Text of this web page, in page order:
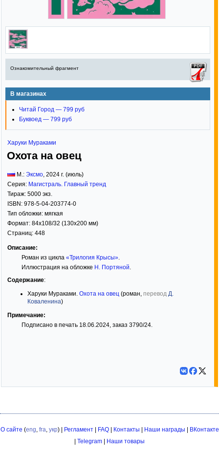
Ознакомительный фрагмент
В магазинах
Читай Город — 799 руб
Буквоед — 799 руб
Харуки Мураками
Охота на овец
М.: Эксмо, 2024 г. (июль)
Серия: Магистраль. Главный тренд
Тираж: 5000 экз.
ISBN: 978-5-04-203774-0
Тип обложки: мягкая
Формат: 84x108/32 (130x200 мм)
Страниц: 448
Описание:
Роман из цикла «Трилогия Крысы».
Иллюстрация на обложке Н. Портяной.
Содержание:
Харуки Мураками. Охота на овец (роман, перевод Д.
Коваленина)
Примечание:
Подписано в печать 18.06.2024, заказ 3790/24.
О сайте (eng, fra, укр) | Регламент| FAQ| Контакты Наши награды
ВКонтакте
Telegram Наши товары